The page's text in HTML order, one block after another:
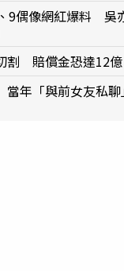
9偶像網紅爆料 吳
割 賠償金恐達12億
年「與前女友私